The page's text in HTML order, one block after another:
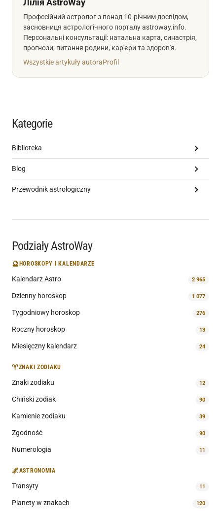
Лілія AstroWay
Професійний астролог з понад 10-річним досвідом,
засновниця астрологічного порталу astroway.info.
Персональні консультації: натальна карта, синастрія,
прогнози, питання родини, кар'єри та здоров'я.
Wszystkie artykuły autoraProfil
Kategorie
Biblioteka
Blog
Przewodnik astrologiczny
Podziały AstroWay
🔮HOROSKOPY I KALENDARZE
Kalendarz Astro 2 965
Dzienny horoskop 1 077
Tygodniowy horoskop 276
Roczny horoskop 13
Miesięczny kalendarz 24
♈ZNAKI ZODIAKU
Znaki zodiaku 12
Chiński zodiak 90
Kamienie zodiaku 39
Zgodność 90
Numerologia 11
🌌ASTRONOMIA
Transyty 11
Planety w znakach 120